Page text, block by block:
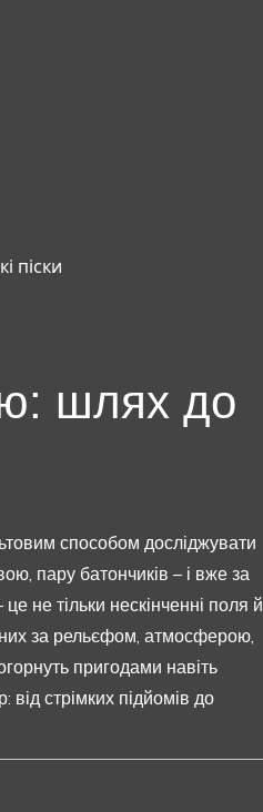
піски
шлях до
способом досліджувати
пару батончиків – і вже за
не тільки нескінченні поля й
за рельєфом, атмосферою,
пригодами навіть
від стрімких підйомів до